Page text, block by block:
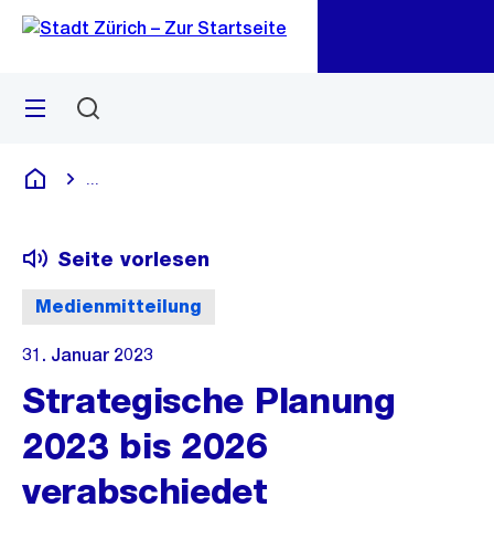
Navigation
Sprunglink
Menü
Deutsch
Medienmitteilung
Seite vorlesen
31. Januar 2023
Strategische Planung
2023 bis 2026
verabschiedet